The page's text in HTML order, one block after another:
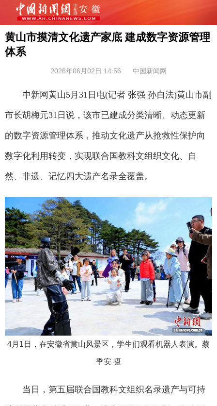
黄山市摸清文化遗产家底 建成数字资源管理
体系
2026年06月02日 14:56 中国新闻网
中新网黄山5月31日电(记者 张强 孙自法)黄山市副
市长胡梅元31日说，该市已建成分类清晰、动态更新
的数字资源管理体系，推动文化遗产从抢救性保护向
数字化利用转变，实现联合国教科文组织文化、自
然、非遗、记忆四大遗产名录全覆盖。
4月1日，在安徽省黄山风景区，学生们观看机器人表演。蔡
季安 摄
当日，第五届联合国教科文组织名录遗产与可持